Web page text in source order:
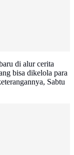
di alur cerita
bisa dikelola para
Sabtu